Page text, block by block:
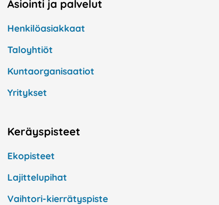
Asiointi ja palvelut
Henkilöasiakkaat
Taloyhtiöt
Kuntaorganisaatiot
Yritykset
Keräyspisteet
Ekopisteet
Lajittelupihat
Vaihtori-kierrätyspiste